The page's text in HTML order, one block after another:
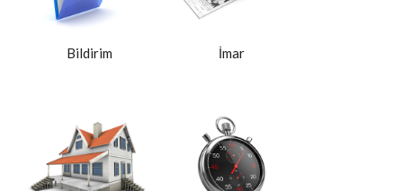
Bildirim İmar